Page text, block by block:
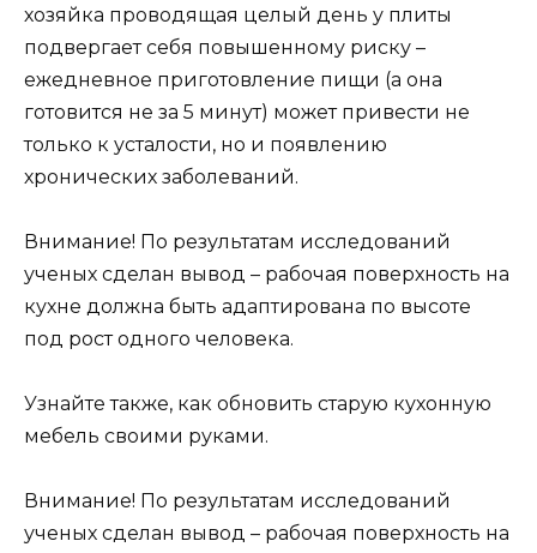
хозяйка проводящая целый день у плиты
подвергает себя повышенному риску –
ежедневное приготовление пищи (а она
готовится не за 5 минут) может привести не
только к усталости, но и появлению
хронических заболеваний.
Внимание! По результатам исследований
ученых сделан вывод – рабочая поверхность на
кухне должна быть адаптирована по высоте
под рост одного человека.
Узнайте также, как обновить старую кухонную
мебель своими руками.
Внимание! По результатам исследований
ученых сделан вывод – рабочая поверхность на